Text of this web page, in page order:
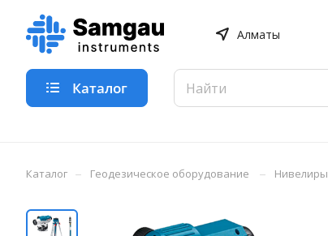
Алматы
Каталог
Каталог – Геодезическое оборудование – Нивелиры